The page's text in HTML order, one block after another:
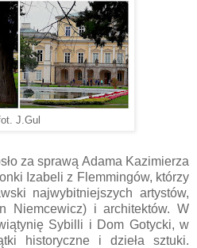
J.Gul
za sprawą Adama Kazimierza
Izabeli z Flemmingów, którzy
najwybitniejszych artystów,
Niemcewicz) i architektów. W
Sybilli i Dom Gotycki, w
historyczne i dzieła sztuki.